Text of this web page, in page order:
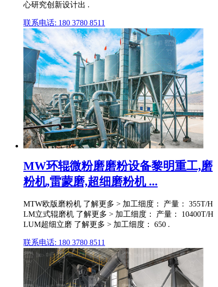
心研究创新设计出 .
联系电话: 180 3780 8511
MW环辊微粉磨磨粉设备黎明重工,磨
粉机,雷蒙磨,超细磨粉机 ...
MTW欧版磨粉机 了解更多 > 加工细度： 产量： 355T/H
LM立式辊磨机 了解更多 > 加工细度： 产量： 10400T/H
LUM超细立磨 了解更多 > 加工细度： 650 .
联系电话: 180 3780 8511